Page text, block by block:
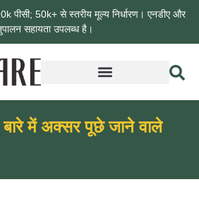
पीसी; 50k+ से स्तरीय मूल्य निर्धारण। एनडीए और
सहायता उपलब्ध है।
में अक्सर पूछे जाने वाले